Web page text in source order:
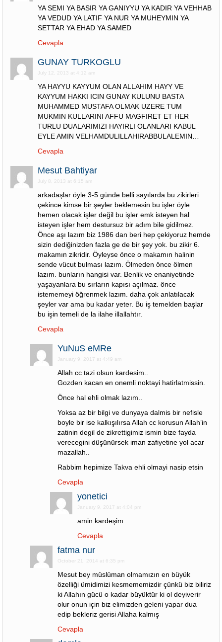
YA SEMI YA BASIR YA GANIYYU YA KADIR YA VEHHAB
YA VEDUD YA LATIF YA NUR YA MUHEYMIN YA
SETTAR YA EHAD YA SAMED
Cevapla
GUNAY TURKOGLU
July 12, 2013 at 4:12 am
YA HAYYU KAYYUM OLAN ALLAHIM HAYY VE
KAYYUM HAKKI ICIN GUNAY KULUNU BASTA
MUHAMMED MUSTAFA OLMAK UZERE TUM
MUKMIN KULLARINI AFFU MAGFIRET ET HER
TURLU DUALARIMIZI HAYIRLI OLANLARI KABUL
EYLE AMIN VELHAMDULILLAHIRABBULALEMIN…
Cevapla
Mesut Bahtiyar
July 8, 2013 at 6:15 am
arkadaşlar öyle 3-5 günde belli sayılarda bu zikirleri
çekince kimse bir şeyler beklemesin bu işler öyle
hemen olacak işler değil bu işler emk isteyen hal
isteyen işler hem destursuz bir adım bile gidilmez.
Önce aşı lazım biz 1986 dan beri hep çekiyoruz hemde
sizin dediğinizden fazla ge de bir şey yok. bu zikir 6.
makamın zikridir. Öyleyse önce o makamın halinin
sende vücut bulması lazım. Ölmeden önce ölmen
lazım. bunların hangisi var. Benlik ve enaniyetinde
yaşayanlara bu sırların kapısı açılmaz. önce
istememeyi öğrenmek lazım. daha çok anlatılacak
şeyler var ama bu kadar yeter. Bu iş temelden başlar
bu işin temeli de la ilahe illallahtır.
Cevapla
YuNuS eMRe
January 9, 2017 at 4:49 am
Allah cc tazi olsun kardesim..
Gozden kacan en onemli noktayi hatirlatmissin.
Önce hal ehli olmak lazım..
Yoksa az bir bilgi ve dunyaya dalmis bir nefisle
boyle bir ise kalkışılırsa Allah cc korusun Allah’in
zatinin degil de zikrettigimiz ismin bize fayda
verecegini düşünürsek iman zafiyetine yol acar
mazallah..
Rabbim hepimize Takva ehli olmayi nasip etsin
Cevapla
yonetici
January 9, 2017 at 4:04 pm
amin kardeşim
Cevapla
fatma nur
October 21, 2014 at 6:35 pm
Mesut bey müslüman olmamızın en büyük
özelliği ümidimizi kesmememizdir çünkü biz biliriz
ki Allahın gücü o kadar büyüktür ki ol deyiverir
olur onun için biz elimizden geleni yapar dua
edip bekleriz gerisi Allaha kalmış
Cevapla